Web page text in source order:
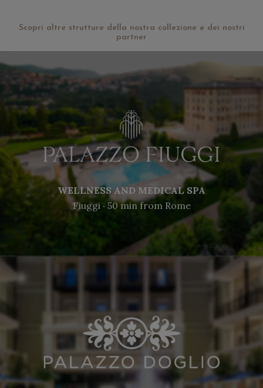
Scopri altre strutture della nostra collezione e dei nostri
partner
WELLNESS AND MEDICAL SPA
Fiuggi ‧ 50 min from Rome